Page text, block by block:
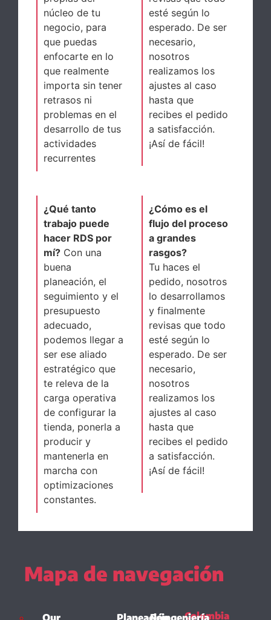
núcleo de tu
negocio, para
que puedas
enfocarte en lo
que realmente
importa sin tener
retrasos ni
problemas en el
desarrollo de tus
actividades
recurrentes
esté según lo
esperado. De ser
necesario,
nosotros
realizamos los
ajustes al caso
hasta que
recibes el pedido
a satisfacción.
¡Así de fácil!
¿Qué tanto
trabajo puede
hacer RDS por
mí? Con una
buena
planeación, el
seguimiento y el
presupuesto
adecuado,
podemos llegar a
ser ese aliado
estratégico que
te releva de la
carga operativa
de configurar la
tienda, ponerla a
producir y
mantenerla en
marcha con
optimizaciones
constantes.
¿Cómo es el
flujo del proceso
a grandes
rasgos?
Tu haces el
pedido, nosotros
lo desarrollamos
y finalmente
revisas que todo
esté según lo
esperado. De ser
necesario,
nosotros
realizamos los
ajustes al caso
hasta que
recibes el pedido
a satisfacción.
¡Así de fácil!
Mapa de navegación
Colombia